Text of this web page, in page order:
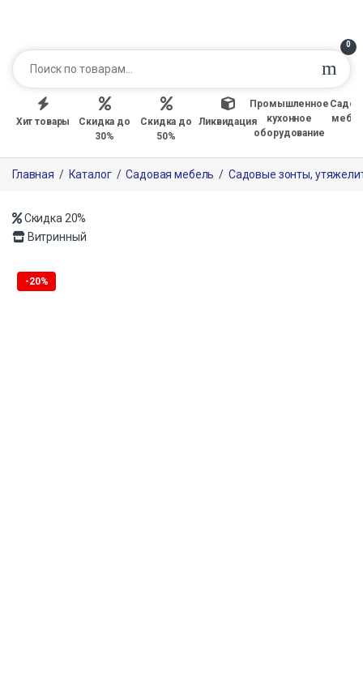
0
Хит товары
Скидка до
30%
Скидка до
50%
Ликвидация
Промышленное
кухонное
оборудование
Главная / Каталог / Садовая мебель / Садовые зонты,
Скидка 20%
Витринный
-20%